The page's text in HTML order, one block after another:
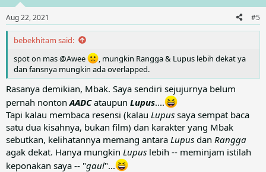
s
:
Aug 22, 2021 #5
bebekhitam said:
spot on mas @Awee
, mungkin Rangga & Lupus lebih dekat ya
dan fansnya mungkin ada overlapped.
Rasanya demikian, Mbak. Saya sendiri sejujurnya belum
pernah nontonAADCataupun Lupus....
Tapi kalau membaca resensi (kalau Lupus saya sempat baca
satu dua kisahnya, bukan film) dan karakter yang Mbak
sebutkan, kelihatannya memang antara Lupus dan Rangga
agak dekat. Hanya mungkin Lupus lebih -- meminjam istilah
keponakan saya -- "gaul"...